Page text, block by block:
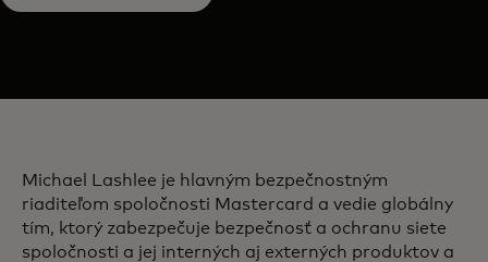
Michael Lashlee je hlavným bezpečnostným
riaditeľom spoločnosti Mastercard a vedie globálny
tím, ktorý zabezpečuje bezpečnosť a ochranu siete
spoločnosti a jej interných aj externých produktov a